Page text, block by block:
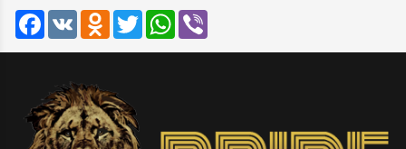
Facebook
VK Odnoklassniki
TwitterWhatsApp